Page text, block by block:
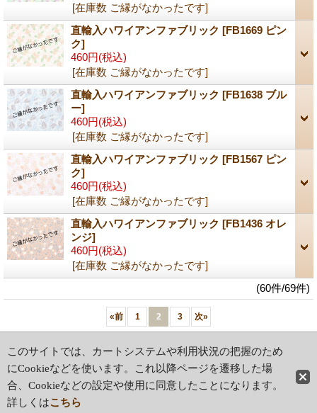
[在庫数 ご縁がなかったです]
直輸入ハワイアンファブリック [FB1669 ピン
ク]
460円(税込)
[在庫数 ご縁がなかったです]
直輸入ハワイアンファブリック [FB1638 ブル
ー]
460円(税込)
[在庫数 ご縁がなかったです]
直輸入ハワイアンファブリック [FB1567 ピン
ク]
460円(税込)
[在庫数 ご縁がなかったです]
直輸入ハワイアンファブリック [FB1436 オレ
ンジ]
460円(税込)
[在庫数 ご縁がなかったです]
(60件/69件)
«前 1 2 3 次»
ホーム | ショッピングカート
特定商取引法表示 | ご利用案内
PCサイト
copyright (C) 2016 Hula Lot Mart All rights reserved.
このサイトでは、カートシステムや利用状況の把握のため
にCookieなどを使います。これ以降ページを遷移した場
合、Cookieなどの設定や使用に同意したことになります。
詳しくはこちら